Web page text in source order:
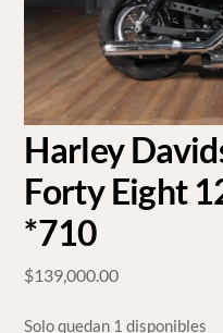
Harley
Forty Eight
*710
$139,000.00
Solo quedan 1 disponibles